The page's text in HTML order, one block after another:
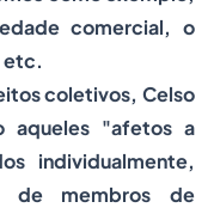
comercial, o
etc.
coletivos, Celso
aqueles "afetos a
individualmente,
de membros de